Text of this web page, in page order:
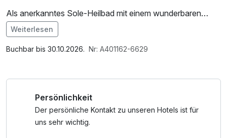
Als anerkanntes Sole-Heilbad mit einem wunderbaren
Kurpark und einer einladenden Bummelallee zieht das
Städtchen Bad Harzburg Gäste schnell in seinen Bann.
Das Luchsgehege, die Seilbahn zum Burgberg, der
Wanderungen ermöglichen Ihnen Naturerlebnisse der ganz
besonderen Art.
Im Angebot enthalten
1 Flasche Mineralwasser, Saunabenutzung, Saunatuch,
Weiterlesen
Buchbar bis 30.10.2026. Nr: A401162-6629
Persönlichkeit
Der persönliche Kontakt zu unseren Hotels ist für
uns sehr wichtig.